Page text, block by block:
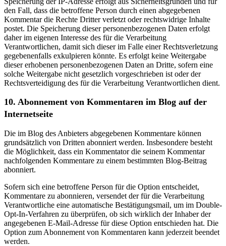
den Fall, dass die betroffene Person durch einen abgegebenen
Kommentar die Rechte Dritter verletzt oder rechtswidrige Inhalte
postet. Die Speicherung dieser personenbezogenen Daten erfolgt
daher im eigenen Interesse des für die Verarbeitung
Verantwortlichen, damit sich dieser im Falle einer Rechtsverletzung
gegebenenfalls exkulpieren könnte. Es erfolgt keine Weitergabe
dieser erhobenen personenbezogenen Daten an Dritte, sofern eine
solche Weitergabe nicht gesetzlich vorgeschrieben ist oder der
Rechtsverteidigung des für die Verarbeitung Verantwortlichen dient.
10. Abonnement von Kommentaren im Blog auf der
Internetseite
Die im Blog des Anbieters abgegebenen Kommentare können
grundsätzlich von Dritten abonniert werden. Insbesondere besteht
die Möglichkeit, dass ein Kommentator die seinem Kommentar
nachfolgenden Kommentare zu einem bestimmten Blog-Beitrag
abonniert.
Sofern sich eine betroffene Person für die Option entscheidet,
Kommentare zu abonnieren, versendet der für die Verarbeitung
Verantwortliche eine automatische Bestätigungsmail, um im Double-
Opt-In-Verfahren zu überprüfen, ob sich wirklich der Inhaber der
angegebenen E-Mail-Adresse für diese Option entschieden hat. Die
Option zum Abonnement von Kommentaren kann jederzeit beendet
werden.